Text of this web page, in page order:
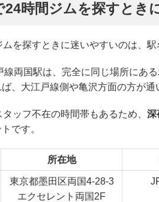
24時間ジムを探すとき
を探すときに迷いやすいのは、
線両国駅は、完全に同じ場所にあ
、大江戸線側や亀沢方面の方が通
ッフ不在の時間帯もあるため、 深
です。
所在地
東京都墨田区両国4-28-3
エクセレント両国2F